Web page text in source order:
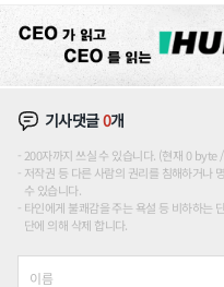
기사댓글0개
200자까지 쓰실 수 있습니다. (현재 0 byte
저작권 등 다른 사람의 권리를 침해하거나
수 있습니다.
타인에게 불쾌감을 주는 욕설 등 비하하는
단에 의해 삭제 합니다.